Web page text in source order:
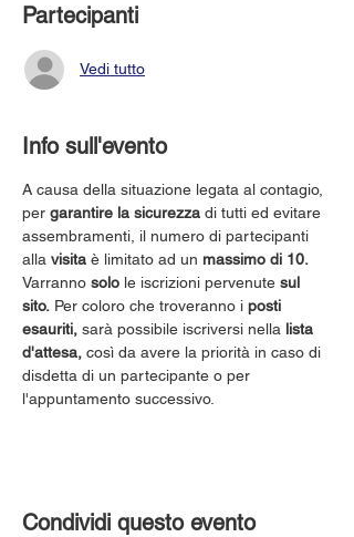
Partecipanti
Vedi tutto
Info sull'evento
A causa della situazione legata al contagio,
per garantire la sicurezza di tutti ed evitare
assembramenti, il numero di partecipanti
alla visita è limitato ad un massimo di 10.
Varranno solo le iscrizioni pervenute sul
sito. Per coloro che troveranno i posti
esauriti, sarà possibile iscriversi nella lista
d'attesa, così da avere la priorità in caso di
disdetta di un partecipante o per
l'appuntamento successivo.
Condividi questo evento